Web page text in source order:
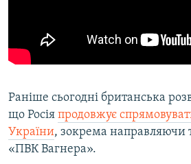
Раніше сьогодні британська
що Росія продовжує
України, зокрема направляючи
«ПВК Вагнера».